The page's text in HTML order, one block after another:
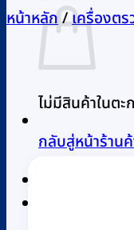
ไม่มีสินค้าในตะ
กลับสู่หน้าร้าน
หน้าหลัก/เครื่องต